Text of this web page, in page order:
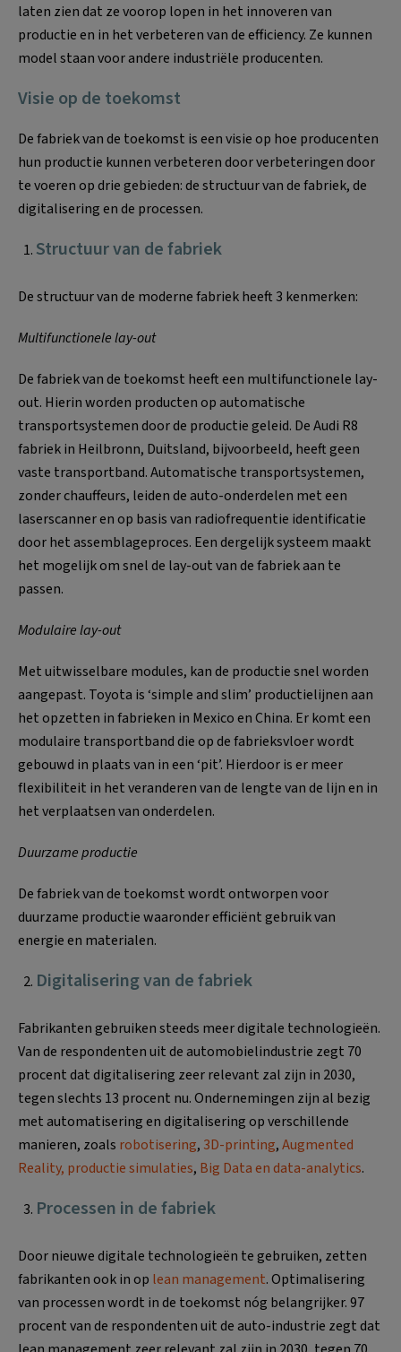
laten zien dat ze voorop lopen in het innoveren van
productie en in het verbeteren van de efficiency. Ze kunnen
model staan voor andere industriële producenten.
Visie op de toekomst
De fabriek van de toekomst is een visie op hoe producenten
hun productie kunnen verbeteren door verbeteringen door
te voeren op drie gebieden: de structuur van de fabriek, de
digitalisering en de processen.
Structuur van de fabriek
De structuur van de moderne fabriek heeft 3 kenmerken:
Multifunctionele lay-out
De fabriek van de toekomst heeft een multifunctionele lay-
out. Hierin worden producten op automatische
transportsystemen door de productie geleid. De Audi R8
fabriek in Heilbronn, Duitsland, bijvoorbeeld, heeft geen
vaste transportband. Automatische transportsystemen,
zonder chauffeurs, leiden de auto-onderdelen met een
laserscanner en op basis van radiofrequentie identificatie
door het assemblageproces. Een dergelijk systeem maakt
het mogelijk om snel de lay-out van de fabriek aan te
passen.
Modulaire lay-out
Met uitwisselbare modules, kan de productie snel worden
aangepast. Toyota is ‘simple and slim’ productielijnen aan
het opzetten in fabrieken in Mexico en China. Er komt een
modulaire transportband die op de fabrieksvloer wordt
gebouwd in plaats van in een ‘pit’. Hierdoor is er meer
flexibiliteit in het veranderen van de lengte van de lijn en in
het verplaatsen van onderdelen.
Duurzame productie
De fabriek van de toekomst wordt ontworpen voor
duurzame productie waaronder efficiënt gebruik van
energie en materialen.
Digitalisering van de fabriek
Fabrikanten gebruiken steeds meer digitale technologieën.
Van de respondenten uit de automobielindustrie zegt 70
procent dat digitalisering zeer relevant zal zijn in 2030,
tegen slechts 13 procent nu. Ondernemingen zijn al bezig
met automatisering en digitalisering op verschillende
manieren, zoals robotisering, 3D-printing,Augmented
Reality, productie simulaties, Big Data en data-analytics.
Processen in de fabriek
Door nieuwe digitale technologieën te gebruiken, zetten
fabrikanten ook in op lean management. Optimalisering
van processen wordt in de toekomst nóg belangrijker. 97
procent van de respondenten uit de auto-industrie zegt dat